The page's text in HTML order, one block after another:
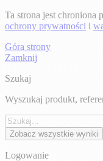
Ta strona jest
ochrony prywatności i
Góra strony
Zamknij
Szukaj
Wyszukaj produkt,
Zobacz wszystkie wyniki
Logowanie